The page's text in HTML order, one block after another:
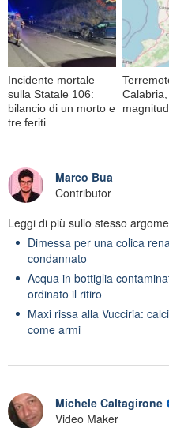
Incidente mortale
sulla Statale 106:
bilancio di un morto e
tre feriti
Marco Bua
Contributor
Leggi di più sullo stesso
Dimessa per una colica
condannato
Acqua in bottiglia
ordinato il ritiro
Maxi rissa alla Vucciria:
come armi
Michele Caltagirone
Video Maker